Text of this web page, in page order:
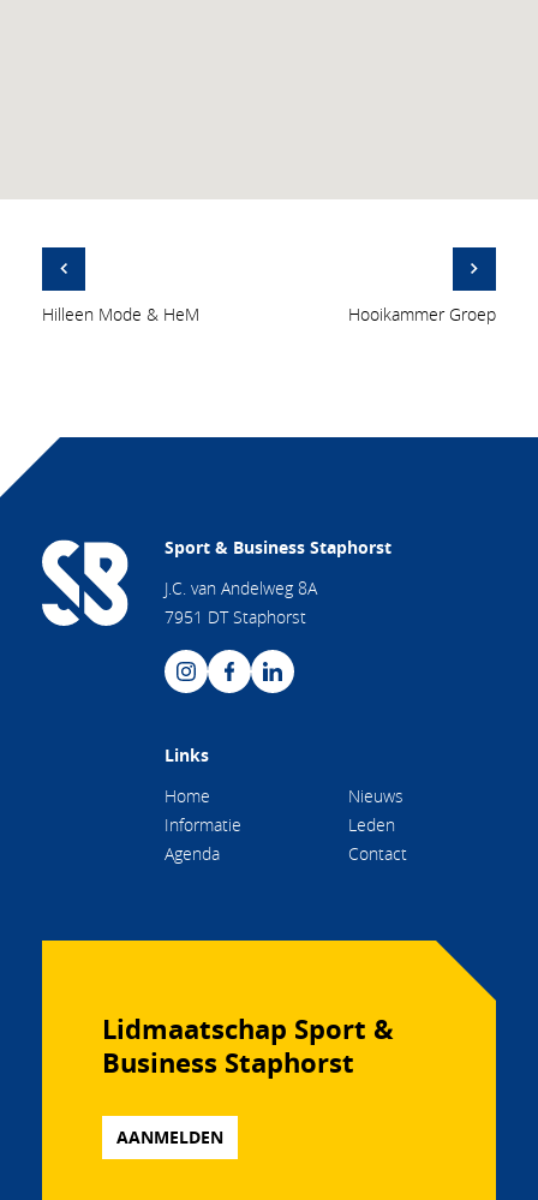
Hilleen Mode & HeM Hooikammer Groep
Sport & Business Staphorst
J.C. van Andelweg 8A
7951 DT Staphorst
Links
Home
Informatie
Agenda
Nieuws
Leden
Contact
Lidmaatschap Sport &
Business Staphorst
AANMELDEN